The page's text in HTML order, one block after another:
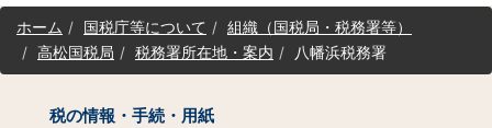
サ
イホーム 国税庁等について
組織（国税局・税務署等）
高松国税局
税務署所在地・案内 八幡浜税務署
税の情報・手続・用紙